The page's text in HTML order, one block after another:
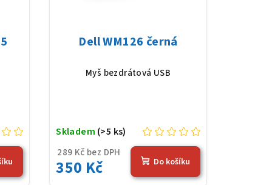
Dell WM126 černá
Myš bezdrátová USB
289 Kč bez DPH
350 Kč
Skladem (>5 ks)
Do košíku